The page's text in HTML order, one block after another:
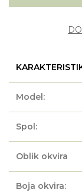
Model:
Spol:
Oblik okvira
Boja okvira: